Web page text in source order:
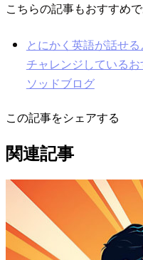
こちらの記事もおすすめで
とにかく英語が話せ
チャレンジしている
ソッドブログ
この記事をシェアする
関連記事